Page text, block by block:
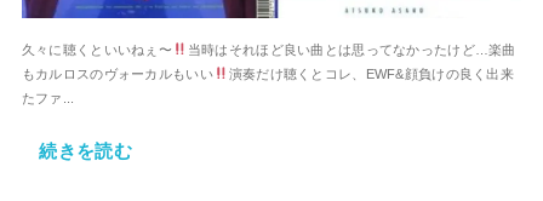
久々に聴くといいねぇ〜
当時はそれほど良い曲とは思ってなかったけど…楽曲
もカルロスのヴォーカルもいい
演奏だけ聴くとコレ、EWF&顔負けの良く出来
たファ...
続きを読む